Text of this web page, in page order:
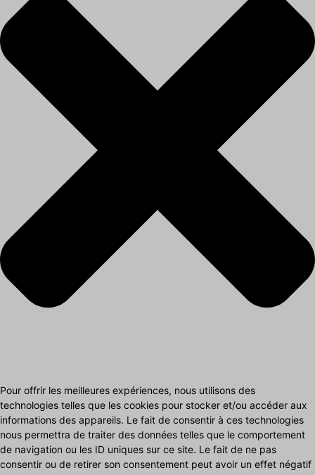
Pour offrir les meilleures expériences, nous utilisons des
technologies telles que les cookies pour stocker et/ou accéder aux
informations des appareils. Le fait de consentir à ces technologies
nous permettra de traiter des données telles que le comportement
de navigation ou les ID uniques sur ce site. Le fait de ne pas
consentir ou de retirer son consentement peut avoir un effet négatif